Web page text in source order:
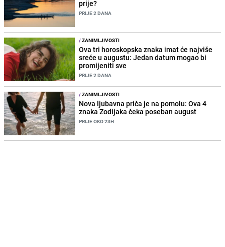
prije?
PRIJE 2 DANA
/ZANIMLJIVOSTI
Ova tri horoskopska znaka imat će najviše
sreće u augustu: Jedan datum mogao bi
promijeniti sve
PRIJE 2 DANA
/ZANIMLJIVOSTI
Nova ljubavna priča je na pomolu: Ova 4
znaka Zodijaka čeka poseban august
PRIJE OKO 23H